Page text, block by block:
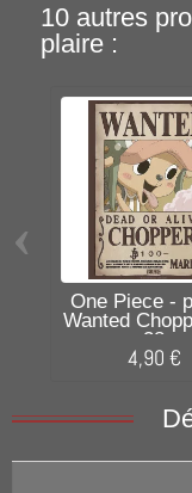
10 autres
plaire :
One Piece -
Wanted
x 38...
4,90 €
‹